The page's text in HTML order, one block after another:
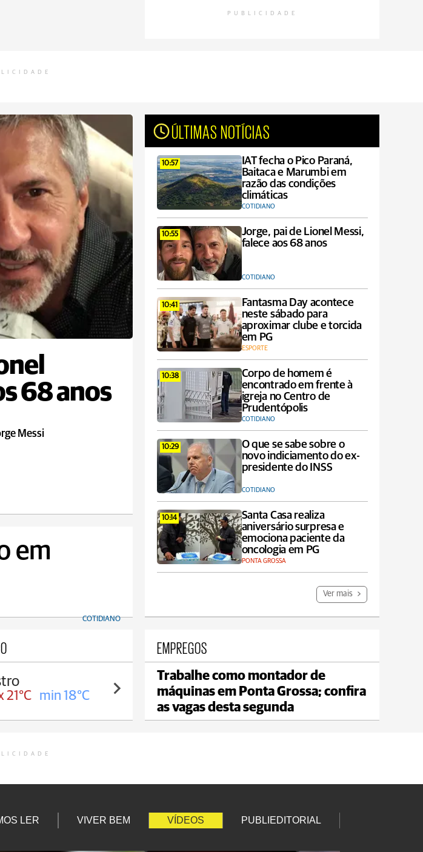
PUBLICIDADE
68 anos
Messi
ÚLTIMAS NOTÍCIAS
10:57
IAT fecha o Pico Paraná,
Baitaca e Marumbi em
razão das condições
climáticas
COTIDIANO
10:55
Jorge, pai de Lionel Messi,
falece aos 68 anos
COTIDIANO
10:41
Fantasma Day acontece
neste sábado para
aproximar clube e torcida
em PG
ESPORTE
10:38
Corpo de homem é
encontrado em frente à
igreja no Centro de
Prudentópolis
COTIDIANO
10:29
O que se sabe sobre o
novo indiciamento do ex-
presidente do INSS
COTIDIANO
10:14
Santa Casa realiza
aniversário surpresa e
emociona paciente da
oncologia em PG
PONTA GROSSA
Ver mais
em
COTIDIANO
21°C min 18°C
Carambeí
max 20°C min 18°C
EMPREGOS
Trabalhe como montador de
máquinas em Ponta Grossa; confira
as vagas desta segunda
LER VIVER BEM VÍDEOS PUBLIEDITORIAL